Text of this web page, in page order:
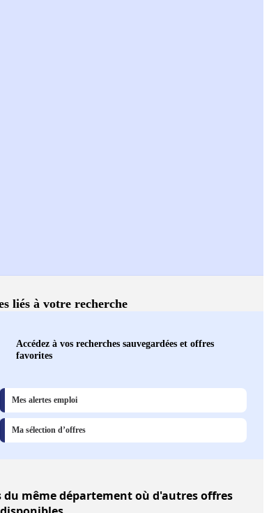
liés à votre recherche
Accédez à vos recherches sauvegardées et offres
favorites
Mes alertes emploi
Ma sélection d’offres
du même département où d'autres offres